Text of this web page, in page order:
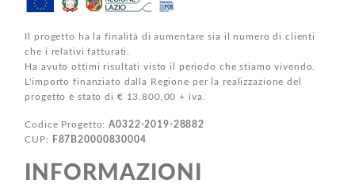
Il progetto ha la finalità di aumentare sia il numero di clienti
che i relativi fatturati.
Ha avuto ottimi risultati visto il periodo che stiamo vivendo.
L'importo finanziato dalla Regione per la realizzazione del
progetto è stato di € 13.800,00 + iva.
Codice Progetto:A0322-2019-28882
CUP:
F87B20000830004
INFORMAZIONI